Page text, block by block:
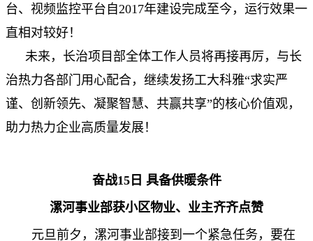
台、视频监控平台自2017年建设完成至今，运行效果一
直相对较好！
未来，长治项目部全体工作人员将再接再厉，与长
治热力各部门用心配合，继续发扬工大科雅“求实严
谨、创新领先、凝聚智慧、共赢共享”的核心价值观，
助力热力企业高质量发展！
奋战15日 具备供暖条件
漯河事业部获小区物业、业主齐齐点赞
元旦前夕，漯河事业部接到一个紧急任务，要在